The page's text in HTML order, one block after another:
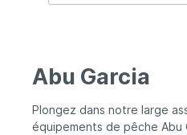
Abu Garcia
Plongez dans notre large
équipements de pêche Abu